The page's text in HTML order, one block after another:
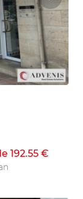
192.55 €